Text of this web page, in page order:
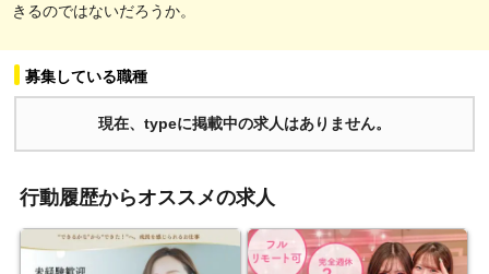
きるのではないだろうか。
募集している職種
現在、typeに掲載中の求人はありません。
行動履歴からオススメの求人